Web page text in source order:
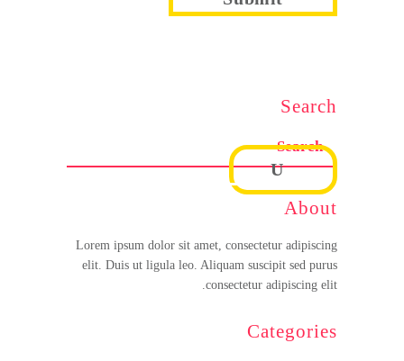
Search
About
Lorem ipsum dolor sit amet, consectetur adipiscing
elit. Duis ut ligula leo. Aliquam suscipit sed purus
consectetur adipiscing elit.
Categories